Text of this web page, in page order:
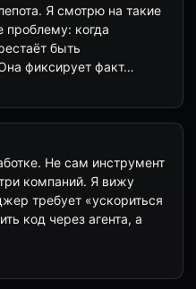
Я смотрю на такие
проблему: когда
быть
фиксирует факт…
Не сам инструмент
компаний. Я вижу
требует «ускориться
код через агента, а